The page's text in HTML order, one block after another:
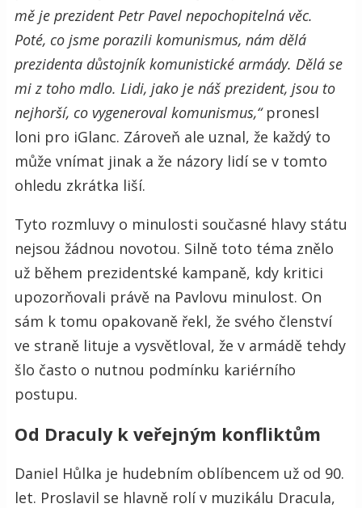
mě je prezident Petr Pavel nepochopitelná věc.
Poté, co jsme porazili komunismus, nám dělá
prezidenta důstojník komunistické armády. Dělá se
mi z toho mdlo. Lidi, jako je náš prezident, jsou to
nejhorší, co vygeneroval komunismus,“pronesl
loni pro iGlanc. Zároveň ale uznal, že každý to
může vnímat jinak a že názory lidí se v tomto
ohledu zkrátka liší.
Tyto rozmluvy o minulosti současné hlavy státu
nejsou žádnou novotou. Silně toto téma znělo
už během prezidentské kampaně, kdy kritici
upozorňovali právě na Pavlovu minulost. On
sám k tomu opakovaně řekl, že svého členství
ve straně lituje a vysvětloval, že v armádě tehdy
šlo často o nutnou podmínku kariérního
postupu.
Od Draculy k veřejným konfliktům
Daniel Hůlka je hudebním oblíbencem už od 90.
let. Proslavil se hlavně rolí v muzikálu Dracula,